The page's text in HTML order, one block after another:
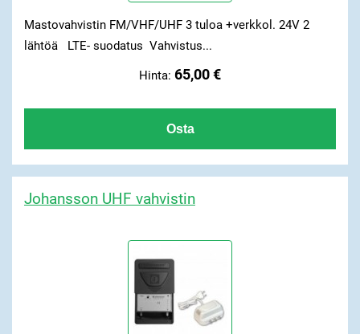
Mastovahvistin FM/VHF/UHF 3 tuloa +verkkol. 24V 2
lähtöä LTE- suodatus Vahvistus...
Hinta: 65,00 €
Johansson UHF vahvistin